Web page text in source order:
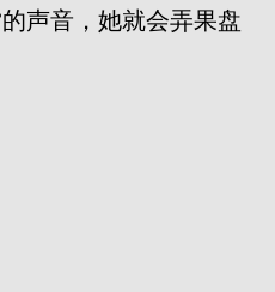
声音，她就会弄果盘